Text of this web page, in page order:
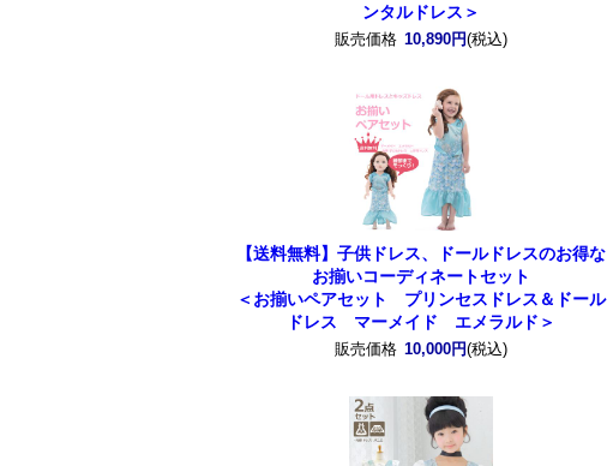
ンタルドレス＞
販売価格 10,890円(税込)
【送料無料】子供ドレス、ドールドレスのお得な
お揃いコーディネートセット
＜お揃いペアセット プリンセスドレス＆ドール
ドレス マーメイド エメラルド＞
販売価格 10,000円(税込)